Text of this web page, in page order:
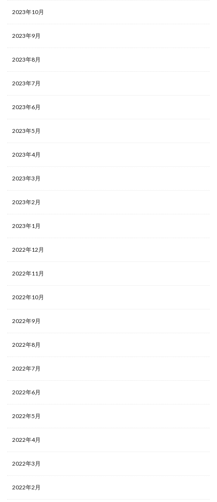
2023年10月
2023年9月
2023年8月
2023年7月
2023年6月
2023年5月
2023年4月
2023年3月
2023年2月
2023年1月
2022年12月
2022年11月
2022年10月
2022年9月
2022年8月
2022年7月
2022年6月
2022年5月
2022年4月
2022年3月
2022年2月